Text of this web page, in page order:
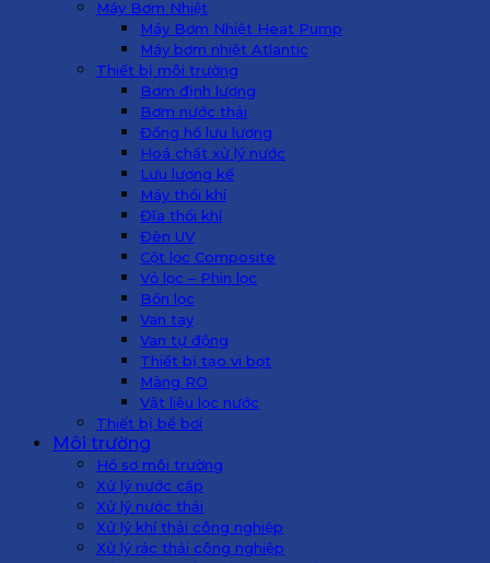
Máy Bơm Nhiệt
Máy Bơm Nhiệt Heat Pump
Máy bơm nhiệt Atlantic
Thiết bị môi trường
Bơm định lượng
Bơm nước thải
Đồng hồ lưu lượng
Hoá chất xử lý nước
Lưu lượng kế
Máy thổi khí
Đĩa thổi khí
Đèn UV
Cột lọc Composite
Vỏ lọc – Phin lọc
Bồn lọc
Van tay
Van tự động
Thiết bị tạo vi bọt
Màng RO
Vật liệu lọc nước
Thiết bị bể bơi
Môi trường
Hồ sơ môi trường
Xử lý nước cấp
Xử lý nước thải
Xử lý khí thải công nghiệp
Xử lý rác thải công nghiệp